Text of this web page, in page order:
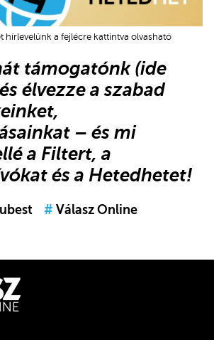
hírlevelünk a fejlécre kattintva olvasható
támogatónk (ide
élvezze a szabad
– és mi
a Filtert, a
és a Hetedhetet!
# Válasz Online